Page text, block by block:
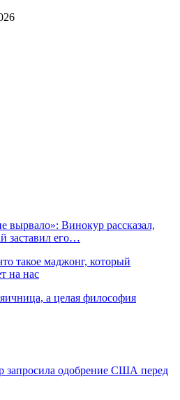
вырвало»: Винокур рассказал,
заставил его…
такое маджонг, который
на нас
а целая философия
запросила одобрение США перед